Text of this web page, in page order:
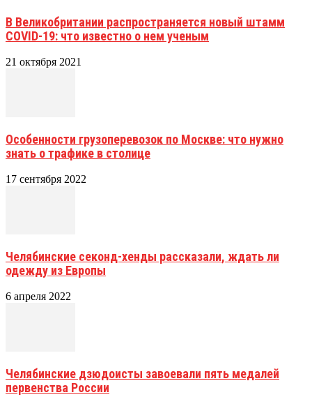
В Великобритании распространяется новый штамм
COVID-19: что известно о нем ученым
21 октября 2021
Особенности грузоперевозок по Москве: что нужно
знать о трафике в столице
17 сентября 2022
Челябинские секонд-хенды рассказали, ждать ли
одежду из Европы
6 апреля 2022
Челябинские дзюдоисты завоевали пять медалей
первенства России